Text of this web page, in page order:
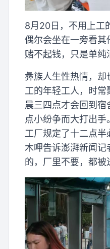
8月20日，不用上工
偶尔会坐在一旁看
赌不起钱，只是单纯
彝族人生性热情，
工的年轻工人，时
晨三四点才会回到
点小纷争而大打出手
工厂规定了十二点半
木呷告诉澎湃新闻记
的，厂里不要，都被